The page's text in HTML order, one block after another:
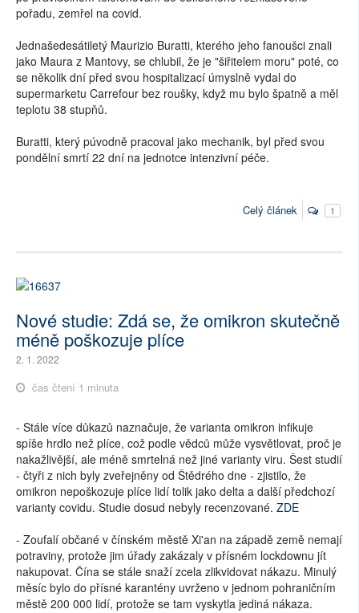
pořadu, zemřel na covid.
Jednašedesátiletý Maurizio Buratti, kterého jeho fanoušci znali
jako Maura z Mantovy, se chlubil, že je "šiřitelem moru" poté, co
se několik dní před svou hospitalizací úmyslně vydal do
supermarketu Carrefour bez roušky, když mu bylo špatně a měl
teplotu 38 stupňů.
Buratti, který púvodně pracoval jako mechanik, byl před svou
pondělní smrtí 22 dní na jednotce intenzivní péče.
Celý článek 1
Nové studie: Zdá se, že omikron skutečně
méně poškozuje plíce
2. 1. 2022
čas čtení 1 minuta
- Stále více důkazů naznačuje, že varianta omikron infikuje
spíše hrdlo než plíce, což podle vědců může vysvětlovat, proč je
nakažlivější, ale méně smrtelná než jiné varianty viru. Šest studií
- čtyři z nich byly zveřejněny od Štědrého dne - zjistilo, že
omikron nepoškozuje plíce lidí tolik jako delta a další předchozí
varianty covidu. Studie dosud nebyly recenzované. ZDE
- Zoufalí občané v čínském městě Xi'an na západě země nemají
potraviny, protože jim úřady zakázaly v přísném lockdownu jít
nakupovat. Čína se stále snaží zcela zlikvidovat nákazu. Minulý
měsíc bylo do přísné karantény uvrženo v jednom pohraničním
městě 200 000 lidí, protože se tam vyskytla jediná nákaza.